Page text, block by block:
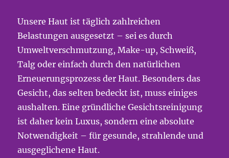
Unsere Haut ist täglich zahlreichen
Belastungen ausgesetzt – sei es durch
Umweltverschmutzung, Make-up, Schweiß,
Talg oder einfach durch den natürlichen
Erneuerungsprozess der Haut. Besonders das
Gesicht, das selten bedeckt ist, muss einiges
aushalten. Eine gründliche Gesichtsreinigung
ist daher kein Luxus, sondern eine absolute
Notwendigkeit – für gesunde, strahlende und
ausgeglichene Haut.